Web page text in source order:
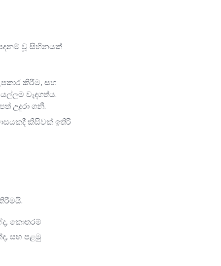
වූ සිහිනයක්
කිරීම, සහ
වැදගත්ය.
උදුරා ගනී.
කිසිවක් ඉතිරි
කොතරම්
සහ පළමු